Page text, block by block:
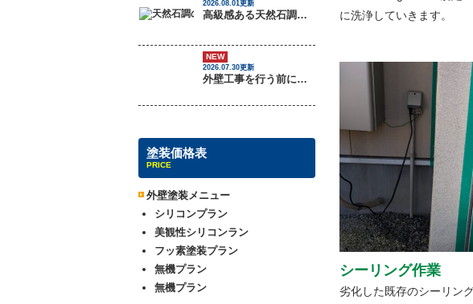
に洗浄していきます。
シーリング作業
劣化した既存のシーリン
2026.08.01更新
高級感ある天然石調外壁について
NEW
2026.07.30更新
外壁工事を行う前に把握しておくべき3つのトラブル
塗装価格表
PRICE
外壁塗装メニュー
シリコンプラン
美観性シリコンラン
フッ素塗装プラン
無機プラン
無機プラン